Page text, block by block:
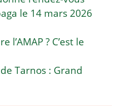
le 14 mars 2026
? C’est le
Tarnos : Grand